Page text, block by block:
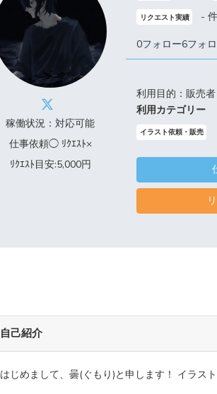
稼働状況：対応可能
仕事依頼◯ ﾘｸｴｽﾄ×
ﾘｸｴｽﾄ目安:5,000円
リクエスト実績 - 件
0フォロー6フォ
利用目的：販売者
利用カテゴリー
イラスト依頼・販売
自己紹介
はじめまして、曇(ぐもり)と申します！ イラス